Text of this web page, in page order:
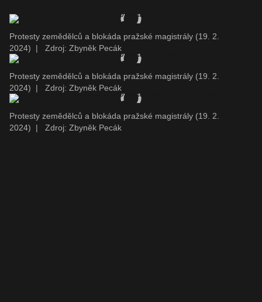
Protesty zemědělců a blokáda pražské magistrály (19. 2.
2024)
| Zdroj: Zbyněk Pecák
Protesty zemědělců a blokáda pražské magistrály (19. 2.
2024)
| Zdroj: Zbyněk Pecák
Protesty zemědělců a blokáda pražské magistrály (19. 2.
2024)
| Zdroj: Zbyněk Pecák